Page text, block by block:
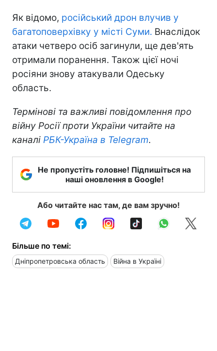
Як відомо, російський дрон влучив у
багатоповерхівку у місті Суми. Внаслідок
атаки четверо осіб загинули, ще дев'ять
отримали поранення. Також цієї ночі
росіяни знову атакували Одеську
область.
Термінові та важливі повідомлення про
війну Росії проти України читайте на
каналі РБК-Україна в Telegram.
Не пропустіть головне! Підпишіться на
наші оновлення в Google!
Або читайте нас там, де вам зручно!
Більше по темі:
Дніпропетровська область Війна в Україні